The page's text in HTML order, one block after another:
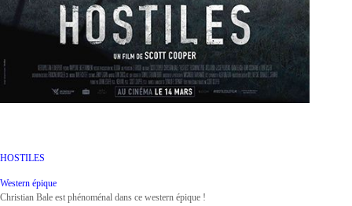
HOSTILES
Western épique
Christian Bale est phénoménal dans ce western épique !